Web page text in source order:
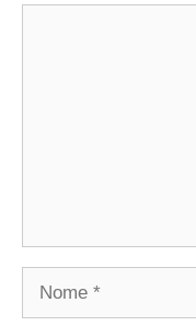
Nome